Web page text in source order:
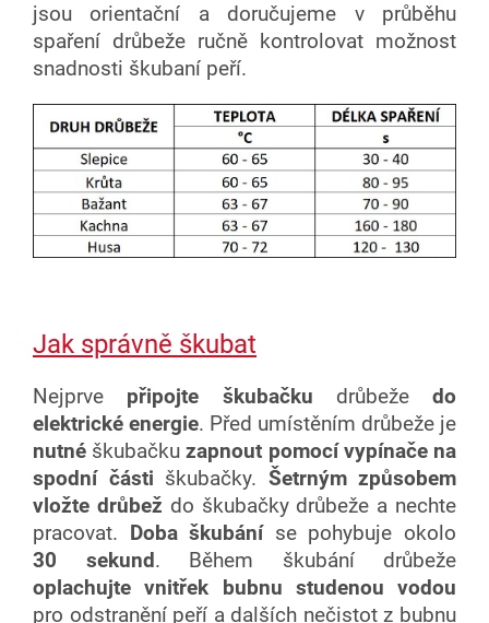
jsou orientační a doručujeme v průběhu
spaření drůbeže ručně kontrolovat možnost
snadnosti škubaní peří.
Jak správně škubat
Nejprve připojte škubačku drůbeže do
elektrické energie. Před umístěním drůbeže je
nutné škubačkuzapnout pomocí vypínače na
spodní části škubačky. Šetrným způsobem
vložte drůbež do škubačky drůbeže a nechte
pracovat. Doba škubáníse pohybuje okolo
30 sekund. Během škubání drůbeže
oplachujte vnitřek bubnu studenou vodou
pro odstranění peří a dalších nečistot z bubnu